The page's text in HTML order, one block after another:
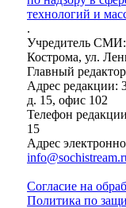
технологий и
.
Учредитель
Кострома, ул.
Главный
Адрес редакции:
д. 15, офис 102
Телефон
15
Адрес
Согласие на
Политика по